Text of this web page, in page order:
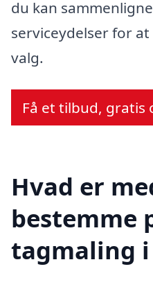
du kan
serviceydelser for
valg.
Få et tilbud,
Hvad er
bestemme
tagmaling i